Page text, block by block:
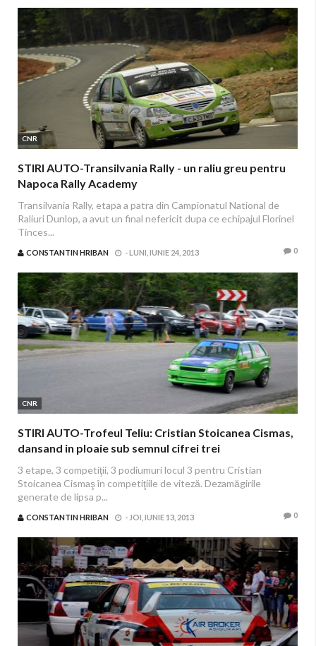
CNR
STIRI AUTO-Transilvania Rally - un raliu greu pentru
Napoca Rally Academy
Transilvania Rally, etapa a patra din Campionatul National de
Raliuri Dunlop, a avut un final nefericit dupa ce echipajul Florinel
Tinces...
CONSTANTIN HRIBAN -LUNI, IUNIE 24, 2013 0
CNR
STIRI AUTO-Trofeul Teliu: Cristian Stoicanea Cismas,
dansand in ploaie sub semnul cifrei trei
3 etape, 3 competiţii, 3 podiumuri locul 3 pentru Cristian
Stoicanea Cismaş în competiţiile de viteză. Dezamăgirile
generate de lipsa p...
CONSTANTIN HRIBAN - JOI, IUNIE 13, 2013 0